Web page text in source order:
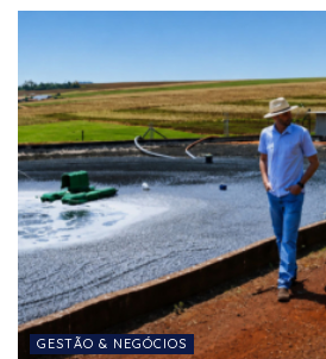
GESTÃO & NEGÓCIOS